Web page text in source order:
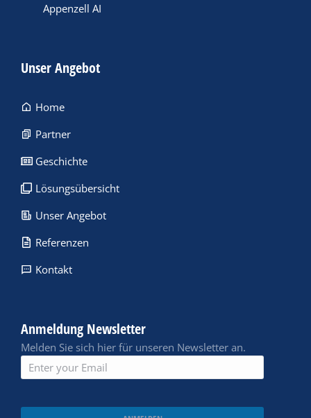
Appenzell AI
Unser Angebot
Home
Partner
Geschichte
Lösungsübersicht
Unser Angebot
Referenzen
Kontakt
Anmeldung Newsletter
Melden Sie sich hier für unseren Newsletter an.